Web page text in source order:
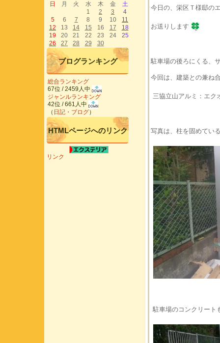
今日の、栄区Ｔ様邸の
お送りします
駐車場の後ろにくる、
今回は、建築との兼ね
三協立山アルミ：エ
写真は、柱を固めてい
駐車場のコンクリート
日
月 火 水 木 金
土
1
2 3
4
5
6 7 8 9 10
11
12
13 14 15 16 17
18
19
20 21 22 23 24
25
26
27 28 29 30
ブログランキング
総合ランキング
67位 / 2459人中
ジャンルランキング
42位 / 661人中
（ 日記・ブログ）
HTMLページへのリンク
リンク